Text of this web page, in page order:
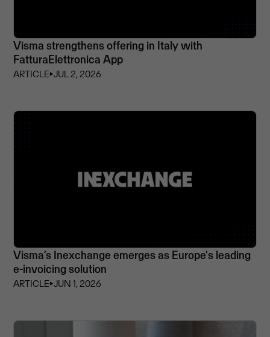
Visma strengthens offering in Italy with
FatturaElettronica App
ARTICLE⏵JUL 2, 2026
Visma’s Inexchange emerges as Europe's leading
e-invoicing solution
ARTICLE⏵JUN 1, 2026